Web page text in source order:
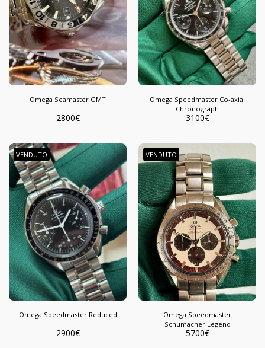
Omega Seamaster GMT
2800€
Omega Speedmaster Co-axial
Chronograph
3100€
VENDUTO
Omega Speedmaster Reduced
2900€
VENDUTO
Omega Speedmaster
Schumacher Legend
5700€